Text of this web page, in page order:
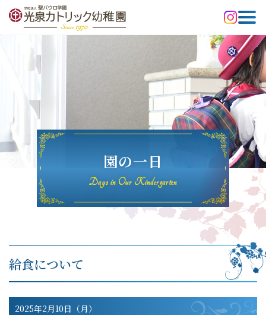
園の一日
Days in Our Kindergarten
給食について
2025年2月10日（月）